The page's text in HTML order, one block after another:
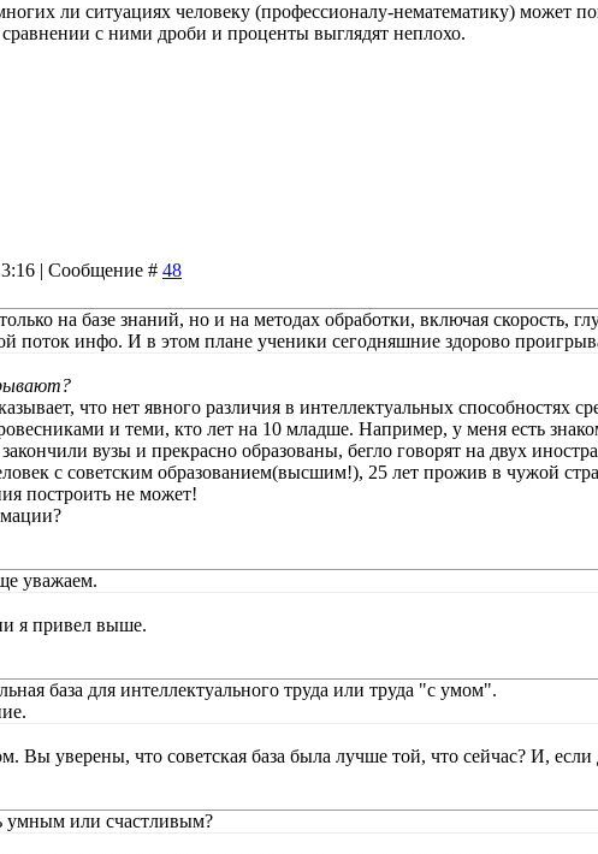
ли ситуациях человеку (профессионалу-нематематику) может
с ними дроби и проценты выглядят неплохо.
| Сообщение # 48
на базе знаний, но и на методах обработки, включая скорость,
поток инфо. И в этом плане ученики сегодняшние здорово
что нет явного различия в интеллектуальных способностях
и теми, кто лет на 10 младше. Например, у меня есть
вузы и прекрасно образованы, бегло говорят на двух
с советским образованием(высшим!), 25 лет прожив в чужой
построить не может!
уважаем.
я привел выше.
база для интеллектуального труда или труда "с умом".
Вы уверены, что советская база была лучше той, что сейчас? И, если
умным или счастливым?